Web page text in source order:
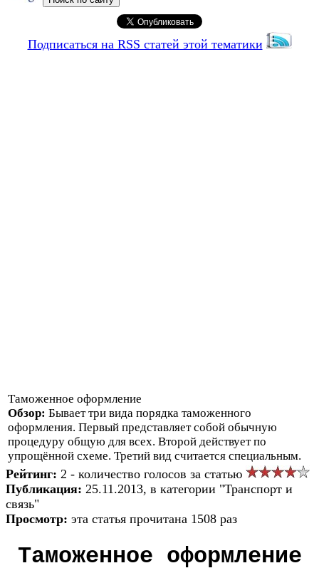
Подписаться на RSS статей этой тематики
Таможенное оформление
Обзор: Бывает три вида порядка таможенного
оформления. Первый представляет собой обычную
процедуру общую для всех. Второй действует по
упрощённой схеме. Третий вид считается специальным.
Рейтинг: 2 - количество голосов за статью
Публикация: 25.11.2013, в категории "Транспорт и
связь"
Просмотр: эта статья прочитана 1508 раз
Таможенное оформление